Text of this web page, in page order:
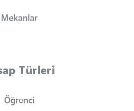
Mekanlar
Türleri
Öğrenci